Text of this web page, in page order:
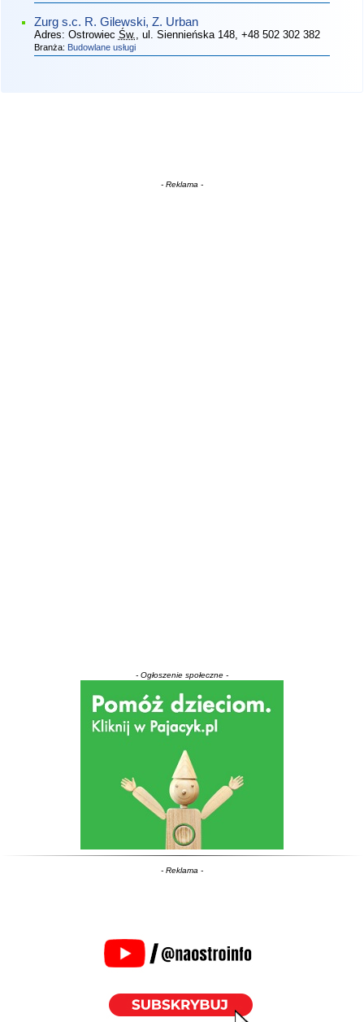
Zurg s.c. R. Gilewski, Z. Urban
Adres: Ostrowiec Św. , ul. Siennieńska 148, +48 502 302 382
Branża: Budowlane usługi
- Reklama -
- Ogłoszenie społeczne -
- Reklama -